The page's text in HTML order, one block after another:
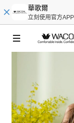
華歌爾
立刻使用官方APP